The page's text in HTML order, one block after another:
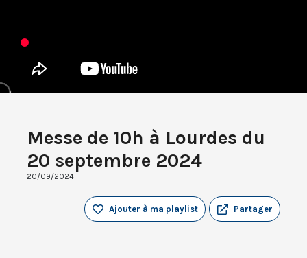
Messe de 10h à Lourdes du
20 septembre 2024
20/09/2024
Partager
Ajouter à ma playlist